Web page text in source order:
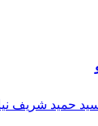
حمید شریف